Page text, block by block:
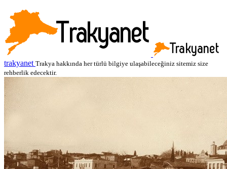
trakyanet Trakya hakkında her türlü bilgiye ulaşabileceğiniz sitemiz size
rehberlik edecektir.